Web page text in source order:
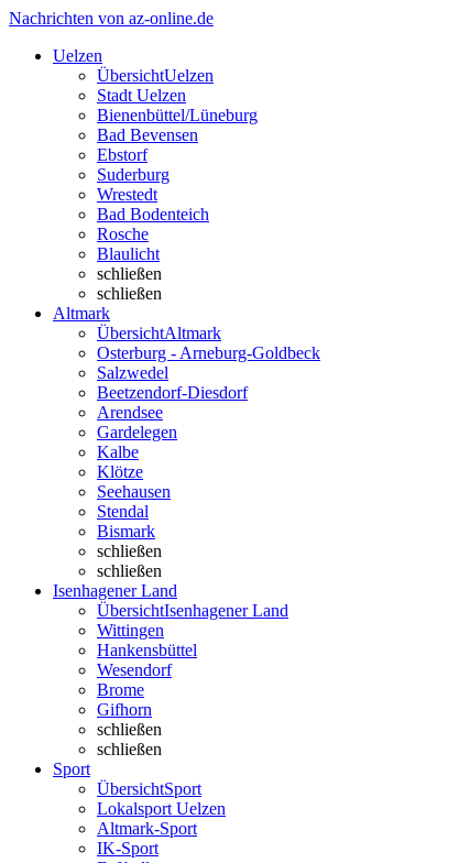
Nachrichten von az-online.de
Uelzen
ÜbersichtUelzen
Stadt Uelzen
Bienenbüttel/Lüneburg
Bad Bevensen
Ebstorf
Suderburg
Wrestedt
Bad Bodenteich
Rosche
Blaulicht
schließen
schließen
Altmark
ÜbersichtAltmark
Osterburg - Arneburg-Goldbeck
Salzwedel
Beetzendorf-Diesdorf
Arendsee
Gardelegen
Kalbe
Klötze
Seehausen
Stendal
Bismark
schließen
schließen
Isenhagener Land
ÜbersichtIsenhagener Land
Wittingen
Hankensbüttel
Wesendorf
Brome
Gifhorn
schließen
schließen
Sport
ÜbersichtSport
Lokalsport Uelzen
Altmark-Sport
IK-Sport